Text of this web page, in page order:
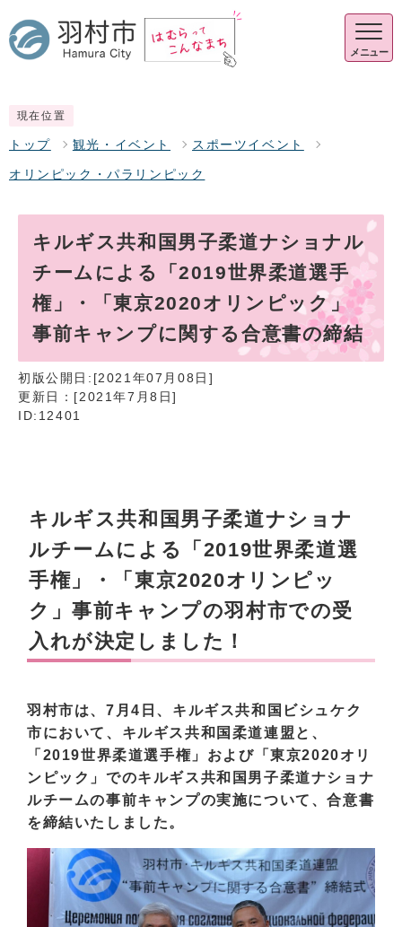
メニュー
現在位置
トップ 観光・イベント スポーツイベント
オリンピック・パラリンピック
キルギス共和国男子柔道ナショナル
チームによる「2019世界柔道選手
権」・「東京2020オリンピック」
事前キャンプに関する合意書の締結
初版公開日:[2021年07月08日]
更新日：[2021年7月8日]
ID:12401
キルギス共和国男子柔道ナショナ
ルチームによる「2019世界柔道選
手権」・「東京2020オリンピッ
ク」事前キャンプの羽村市での受
入れが決定しました！
羽村市は、7月4日、キルギス共和国ビシュケク
市において、キルギス共和国柔道連盟と、
「2019世界柔道選手権」および「東京2020オリ
ンピック」でのキルギス共和国男子柔道ナショナ
ルチームの事前キャンプの実施について、合意書
を締結いたしました。